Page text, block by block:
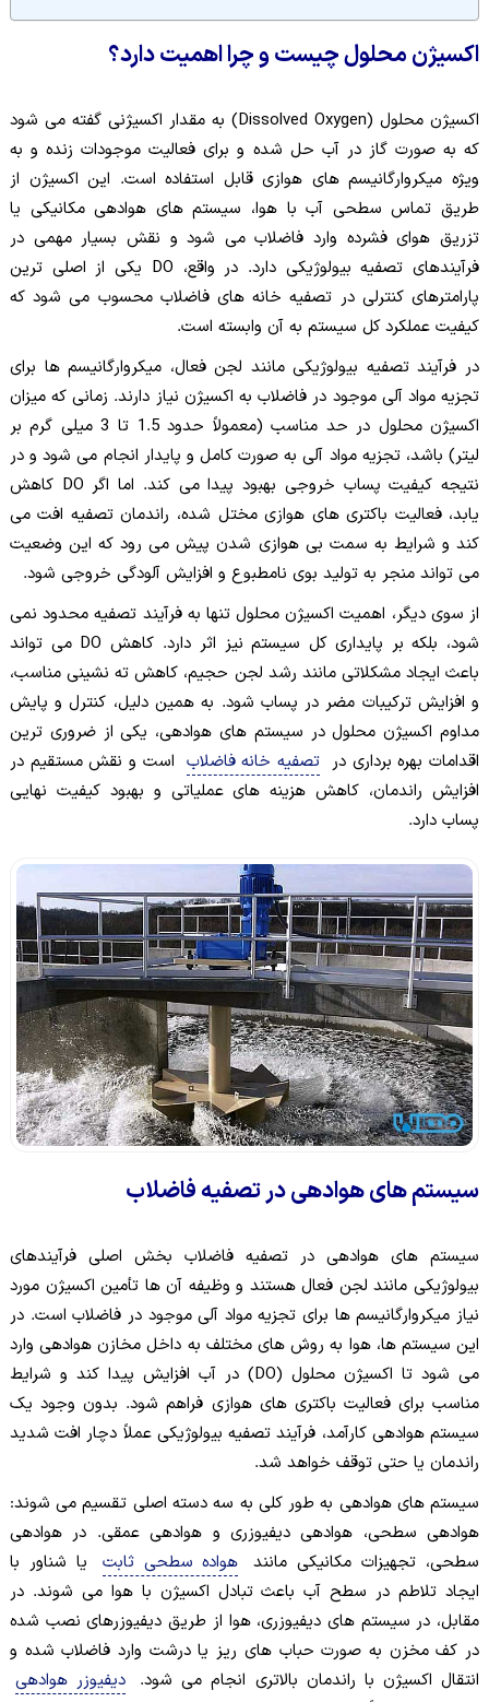
اکسیژن محلول چیست و چرا اهمیت دارد؟
اکسیژن محلول (Dissolved Oxygen) به مقدار اکسیژنی گفته می شود
که به صورت گاز در آب حل شده و برای فعالیت موجودات زنده و به
ویژه میکروارگانیسم های هوازی قابل استفاده است. این اکسیژن از
طریق تماس سطحی آب با هوا، سیستم های هوادهی مکانیکی یا
تزریق هوای فشرده وارد فاضلاب می شود و نقش بسیار مهمی در
فرآیندهای تصفیه بیولوژیکی دارد. در واقع، DO یکی از اصلی ترین
پارامترهای کنترلی در تصفیه خانه های فاضلاب محسوب می شود که
کیفیت عملکرد کل سیستم به آن وابسته است.
در فرآیند تصفیه بیولوژیکی مانند لجن فعال، میکروارگانیسم ها برای
تجزیه مواد آلی موجود در فاضلاب به اکسیژن نیاز دارند. زمانی که میزان
اکسیژن محلول در حد مناسب (معمولاً حدود 1.5 تا 3 میلی گرم بر
لیتر) باشد، تجزیه مواد آلی به صورت کامل و پایدار انجام می شود و در
نتیجه کیفیت پساب خروجی بهبود پیدا می کند. اما اگر DO کاهش
یابد، فعالیت باکتری های هوازی مختل شده، راندمان تصفیه افت می
کند و شرایط به سمت بی هوازی شدن پیش می رود که این وضعیت
می تواند منجر به تولید بوی نامطبوع و افزایش آلودگی خروجی شود.
از سوی دیگر، اهمیت اکسیژن محلول تنها به فرآیند تصفیه محدود نمی
شود، بلکه بر پایداری کل سیستم نیز اثر دارد. کاهش DO می تواند
باعث ایجاد مشکلاتی مانند رشد لجن حجیم، کاهش ته نشینی مناسب،
و افزایش ترکیبات مضر در پساب شود. به همین دلیل، کنترل و پایش
مداوم اکسیژن محلول در سیستم های هوادهی، یکی از ضروری ترین
اقدامات بهره برداری در تصفیه خانه فاضلاب است و نقش مستقیم در
افزایش راندمان، کاهش هزینه های عملیاتی و بهبود کیفیت نهایی
پساب دارد.
سیستم های هوادهی در تصفیه فاضلاب
سیستم های هوادهی در تصفیه فاضلاب بخش اصلی فرآیندهای
بیولوژیکی مانند لجن فعال هستند و وظیفه آن ها تأمین اکسیژن مورد
نیاز میکروارگانیسم ها برای تجزیه مواد آلی موجود در فاضلاب است. در
این سیستم ها، هوا به روش های مختلف به داخل مخازن هوادهی وارد
می شود تا اکسیژن محلول (DO) در آب افزایش پیدا کند و شرایط
مناسب برای فعالیت باکتری های هوازی فراهم شود. بدون وجود یک
سیستم هوادهی کارآمد، فرآیند تصفیه بیولوژیکی عملاً دچار افت شدید
راندمان یا حتی توقف خواهد شد.
سیستم های هوادهی به طور کلی به سه دسته اصلی تقسیم می شوند:
هوادهی سطحی، هوادهی دیفیوزری و هوادهی عمقی. در هوادهی
سطحی، تجهیزات مکانیکی مانند
هواده سطحی ثابت
یا شناور با
ایجاد تلاطم در سطح آب باعث تبادل اکسیژن با هوا می شوند. در
مقابل، در سیستم های دیفیوزری، هوا از طریق دیفیوزرهای نصب شده
در کف مخزن به صورت حباب های ریز یا درشت وارد فاضلاب شده و
انتقال اکسیژن با راندمان بالاتری انجام می شود.
دیفیوزر هوادهی